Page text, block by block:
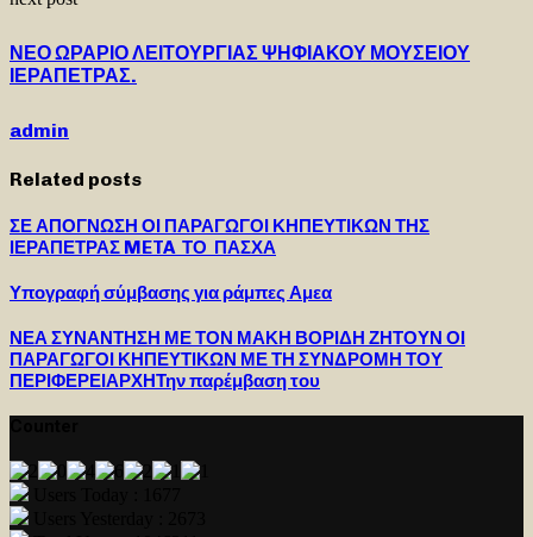
ΝΕΟ ΩΡΑΡΙΟ ΛΕΙΤΟΥΡΓΙΑΣ ΨΗΦΙΑΚΟΥ ΜΟΥΣΕΙΟΥ
ΙΕΡΑΠΕΤΡΑΣ.
admin
Related posts
ΣΕ ΑΠΟΓΝΩΣΗ ΟΙ ΠΑΡΑΓΩΓΟΙ ΚΗΠΕΥΤΙΚΩΝ ΤΗΣ
ΙΕΡΑΠΕΤΡΑΣ META ΤΟ ΠΑΣΧΑ
Υπογραφή σύμβασης για ράμπες Αμεα
ΝΕΑ ΣΥΝΑΝΤΗΣΗ ΜΕ ΤΟΝ ΜΑΚΗ ΒΟΡΙΔΗ ΖΗΤΟΥΝ ΟΙ
ΠΑΡΑΓΩΓΟΙ ΚΗΠΕΥΤΙΚΩΝ ΜΕ ΤΗ ΣΥΝΔΡΟΜΗ ΤΟΥ
ΠΕΡΙΦΕΡΕΙΑΡΧΗΤην παρέμβαση του